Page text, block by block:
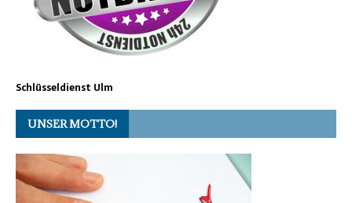
Schlüsseldienst Ulm
UNSER MOTTO!